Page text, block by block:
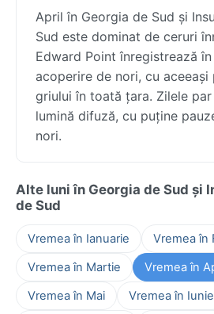
April în Georgia de Sud și
Sud este dominat de ceruri
Edward Point înregistrează
acoperire de nori, cu aceeași
griului în toată țara. Zilele
lumină difuză, cu puține
nori.
Alte luni în Georgia de Sud și
de Sud
Vremea în Ianuarie
Vremea în
Vremea în Martie
Vremea în
Vremea în Mai
Vremea în Iunie